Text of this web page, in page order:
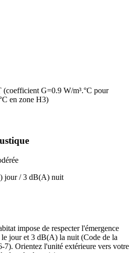
G=0.9 W/m³.°C pour
en zone H3)
jour /3 dB(A) nuit
impose de respecter l'émergence
jour et 3 dB(A) la nuit (Code de la
7). Orientez l'unité extérieure vers votre